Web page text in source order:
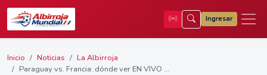
Ingresar
Inicio Noticias
La Albirroja
Paraguay vs. Francia: dónde ver EN VIVO ...